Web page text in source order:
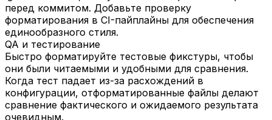
перед коммитом. Добавьте проверку
форматирования в CI-пайплайны для обеспечения
единообразного стиля.
QA и тестирование
Быстро форматируйте тестовые фикстуры, чтобы
они были читаемыми и удобными для сравнения.
Когда тест падает из-за расхождений в
конфигурации, отформатированные файлы делают
сравнение фактического и ожидаемого результата
очевидным.